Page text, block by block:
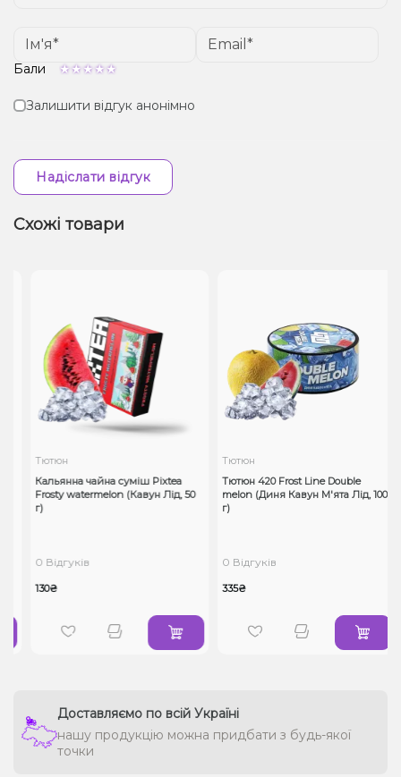
Бали
Залишити відгук анонімно
Надіслати відгук
Схожі товари
Тютюн
Кальянна чайна суміш Pixtea
Frosty watermelon (Кавун Лід, 50
г)
0 Відгуків
130₴
Тютюн
Тютюн 420 Frost Line Double
melon (Диня Кавун М'ята Лід, 100
г)
0 Відгуків
335₴
Доставляємо по всій Україні
нашу продукцію можна придбати з будь-якої
точки